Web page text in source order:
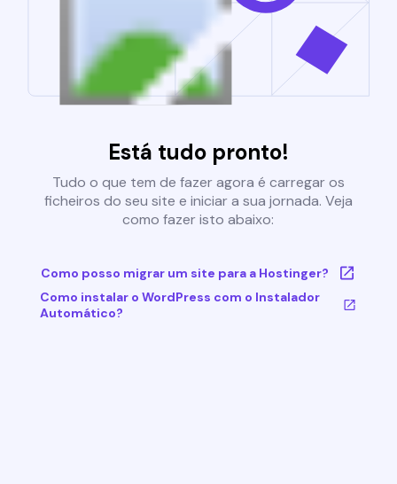
Está tudo pronto!
Tudo o que tem de fazer agora é carregar os
ficheiros do seu site e iniciar a sua jornada. Veja
como fazer isto abaixo:
Como posso migrar um site para a Hostinger?
Como instalar o WordPress com o Instalador
Automático?